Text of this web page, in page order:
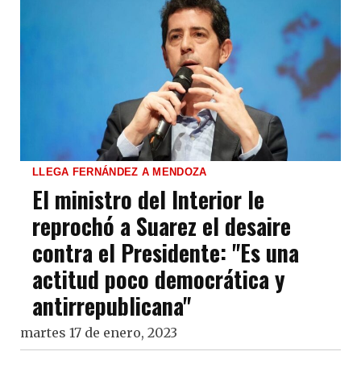
LLEGA FERNÁNDEZ A MENDOZA
El ministro del Interior le
reprochó a Suarez el desaire
contra el Presidente: "Es una
actitud poco democrática y
antirrepublicana"
martes 17 de enero, 2023